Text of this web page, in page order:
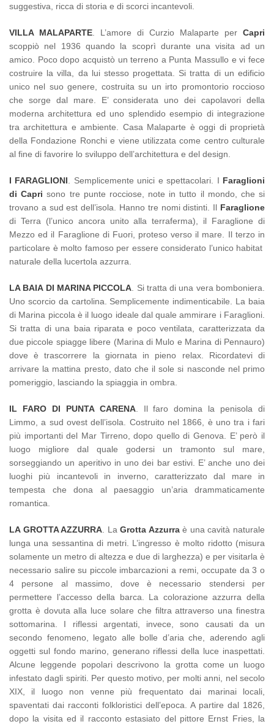
suggestiva, ricca di storia e di scorci incantevoli.
VILLA MALAPARTE . L’amore di Curzio Malaparte per Capri
scoppiò nel 1936 quando la scoprì durante una visita ad un
amico. Poco dopo acquistò un terreno a Punta Massullo e vi fece
costruire la villa, da lui stesso progettata. Si tratta di un edificio
unico nel suo genere, costruita su un irto promontorio roccioso
che sorge dal mare. E’ considerata uno dei capolavori della
moderna architettura ed uno splendido esempio di integrazione
tra architettura e ambiente. Casa Malaparte è oggi di proprietà
della Fondazione Ronchi e viene utilizzata come centro culturale
al fine di favorire lo sviluppo dell’architettura e del design.
I FARAGLIONI . Semplicemente unici e spettacolari. I Faraglioni
di Capri sono tre punte rocciose, note in tutto il mondo, che si
trovano a sud est dell’isola. Hanno tre nomi distinti. Il Faraglione
di Terra (l’unico ancora unito alla terraferma), il Faraglione di
Mezzo ed il Faraglione di Fuori, proteso verso il mare. Il terzo in
particolare è molto famoso per essere considerato l’unico habitat
naturale della lucertola azzurra.
LA BAIA DI MARINA PICCOLA . Si tratta di una vera bomboniera.
Uno scorcio da cartolina. Semplicemente indimenticabile. La baia
di Marina piccola è il luogo ideale dal quale ammirare i Faraglioni.
Si tratta di una baia riparata e poco ventilata, caratterizzata da
due piccole spiagge libere (Marina di Mulo e Marina di Pennauro)
dove è trascorrere la giornata in pieno relax. Ricordatevi di
arrivare la mattina presto, dato che il sole si nasconde nel primo
pomeriggio, lasciando la spiaggia in ombra.
IL FARO DI PUNTA CARENA. Il faro domina la penisola di
Limmo, a sud ovest dell’isola. Costruito nel 1866, è uno tra i fari
più importanti del Mar Tirreno, dopo quello di Genova. E’ però il
luogo migliore dal quale godersi un tramonto sul mare,
sorseggiando un aperitivo in uno dei bar estivi. E’ anche uno dei
luoghi più incantevoli in inverno, caratterizzato dal mare in
tempesta che dona al paesaggio un’aria drammaticamente
romantica.
LA GROTTA AZZURRA . LaGrotta Azzurraè una cavità naturale
lunga una sessantina di metri. L’ingresso è molto ridotto (misura
solamente un metro di altezza e due di larghezza) e per visitarla è
necessario salire su piccole imbarcazioni a remi, occupate da 3 o
4 persone al massimo, dove è necessario stendersi per
permettere l’accesso della barca. La colorazione azzurra della
grotta è dovuta alla luce solare che filtra attraverso una finestra
sottomarina. I riflessi argentati, invece, sono causati da un
secondo fenomeno, legato alle bolle d’aria che, aderendo agli
oggetti sul fondo marino, generano riflessi della luce inaspettati.
Alcune leggende popolari descrivono la grotta come un luogo
infestato dagli spiriti. Per questo motivo, per molti anni, nel secolo
XIX, il luogo non venne più frequentato dai marinai locali,
spaventati dai racconti folkloristici dell’epoca. A partire dal 1826,
dopo la visita ed il racconto estasiato del pittore Ernst Fries, la